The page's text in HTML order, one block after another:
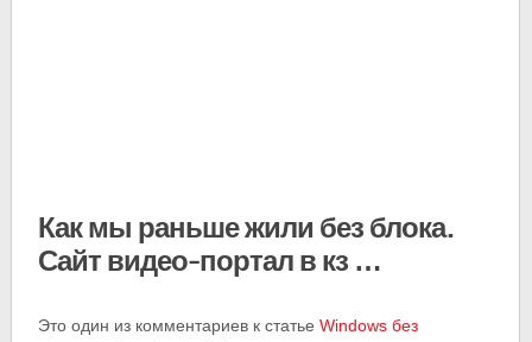
Как мы раньше жили без блока.
Сайт видео-портал в кз …
Это один из комментариев к статье Windows без